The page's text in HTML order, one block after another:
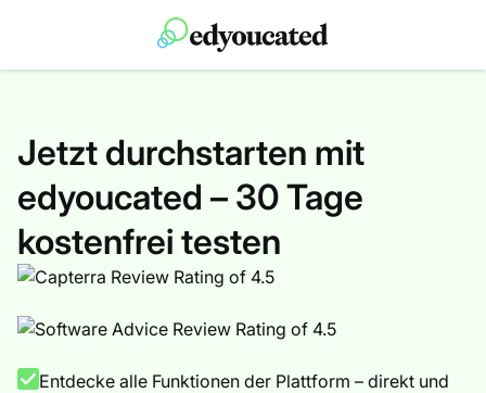
Jetzt durchstarten mit
edyoucated – 30 Tage
kostenfrei testen
Entdecke alle Funktionen der Plattform – direkt und